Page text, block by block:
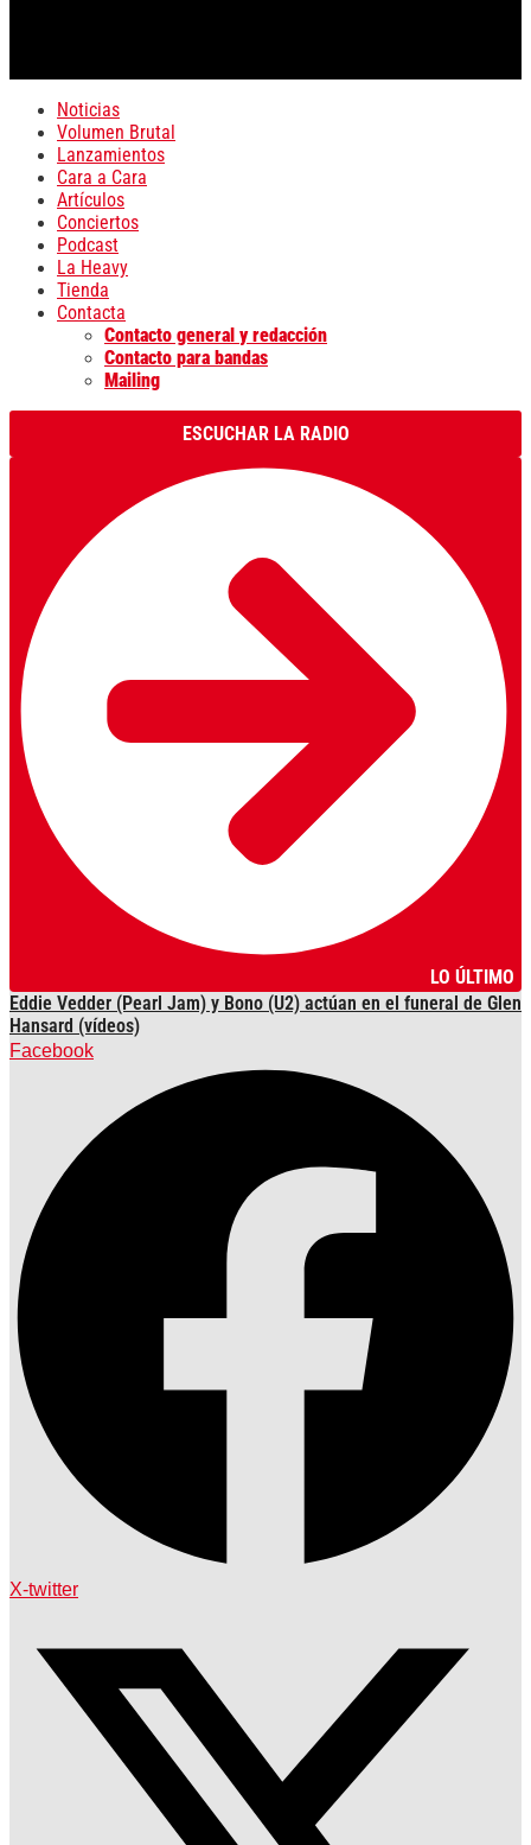
Noticias
Volumen Brutal
Lanzamientos
Cara a Cara
Artículos
Conciertos
Podcast
La Heavy
Tienda
Contacta
Contacto general y redacción
Contacto para bandas
Mailing
ESCUCHAR LA RADIO
LO ÚLTIMO
Eddie Vedder (Pearl Jam) y Bono (U2) actúan en el funeral de Glen
Hansard (vídeos)
Facebook
X-twitter